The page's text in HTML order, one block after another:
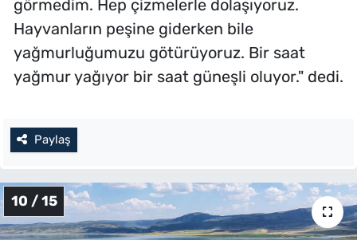
görmedim. Hep çizmelerle dolaşıyoruz.
Hayvanların peşine giderken bile
yağmurluğumuzu götürüyoruz. Bir saat
yağmur yağıyor bir saat güneşli oluyor." dedi.
Paylaş
10 / 15